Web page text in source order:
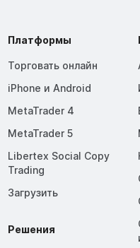
Платформы
Торговать онлайн
iPhone и Android
MetaTrader 4
MetaTrader 5
Libertex Social Copy
Trading
Загрузить
Решения